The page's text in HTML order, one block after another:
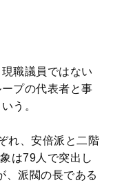
職議員ではない
プの代表者と事
う。
れ、安倍派と二階
は79人で突出し
、派閥の長である